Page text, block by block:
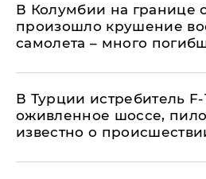
В Колумбии на границе
произошло крушение
самолета – много
В Турции истребитель F-
оживленное шоссе,
известно о